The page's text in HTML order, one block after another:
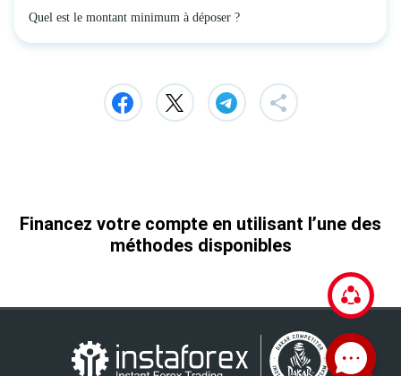
Quel est le montant minimum à déposer ?
Financez votre compte en utilisant l’une des
méthodes disponibles